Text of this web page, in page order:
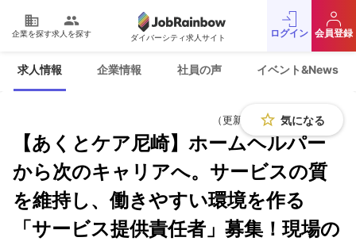
domain
企業を探す
people
求人を探す ダイバーシティ求人サイト ログイン 会員登録
求人情報 企業情報 社員の声 イベント&News
star_border 気になる
（更新日：2026年5月8日）
【あくとケア尼崎】ホームヘルパー
から次のキャリアへ。サービスの質
を維持し、働きやすい環境を作る
「サービス提供責任者」募集！現場の
プライバシーポリシー
採用をお考えの企業様
© 2016 JobRainbow Co.,Ltd.